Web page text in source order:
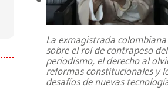
La exmagistrada
sobre el rol de contrapeso del
periodismo, el derecho al
reformas constitucionales y
desafíos de nuevas